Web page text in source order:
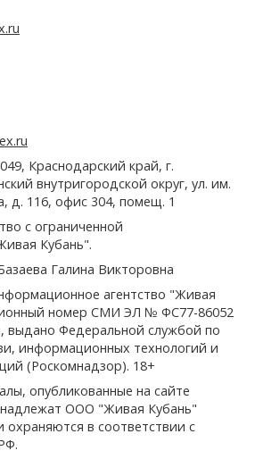
Краснодарский край, г.
внутригородской округ, ул. им.
д. 116, офис 304, помещ. 1
с ограниченной
Кубань".
Галина Викторовна
агентство "Живая
номер СМИ ЭЛ № ФС77-86052
выдано Федеральной службой по
информационных технологий и
(Роскомнадзор). 18+
опубликованные на сайте
ООО "Живая Кубань"
в соответствии с